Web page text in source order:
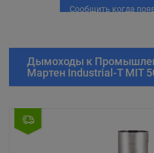
Сообщить когда
Дымоходы к
Мартен Industrial-T MIT